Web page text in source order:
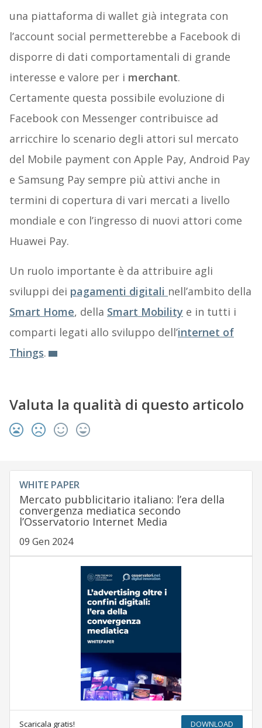
una piattaforma di wallet già integrata con
l’account social permetterebbe a Facebook di
disporre di dati comportamentali di grande
interesse e valore per i merchant.
Certamente questa possibile evoluzione di
Facebook con Messenger contribuisce ad
arricchire lo scenario degli attori sul mercato
del Mobile payment con Apple Pay, Android Pay
e Samsung Pay sempre più attivi anche in
termini di copertura di vari mercati a livello
mondiale e con l’ingresso di nuovi attori come
Huawei Pay.
Un ruolo importante è da attribuire agli
sviluppi dei pagamenti digitali nell’ambito della
Smart Home, della Smart Mobility e in tutti i
comparti legati allo sviluppo dell’internet of
Things.
Valuta la qualità di questo articolo
WHITE PAPER
Mercato pubblicitario italiano: l’era della
convergenza mediatica secondo
l’Osservatorio Internet Media
09 Gen 2024
Scaricala gratis! DOWNLOAD